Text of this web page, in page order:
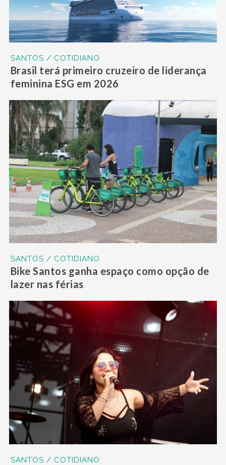
SANTOS / COTIDIANO
Brasil terá primeiro cruzeiro de liderança
feminina ESG em 2026
SANTOS / COTIDIANO
Bike Santos ganha espaço como opção de
lazer nas férias
SANTOS / COTIDIANO